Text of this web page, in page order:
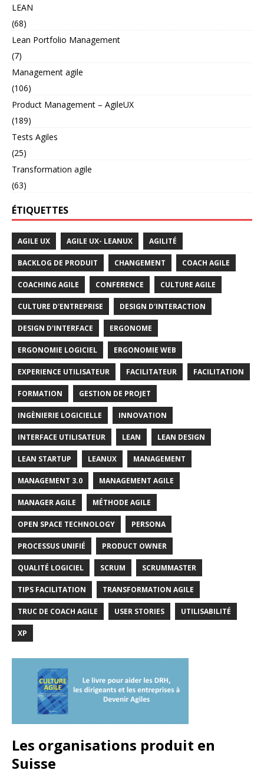
LEAN
(68)
Lean Portfolio Management
(7)
Management agile
(106)
Product Management – AgileUX
(189)
Tests Agiles
(25)
Transformation agile
(63)
ÉTIQUETTES
AGILE UX AGILE UX- LEANUX AGILITÉ
BACKLOG DE PRODUIT CHANGEMENT COACH AGILE
COACHING AGILE CONFERENCE CULTURE AGILE
CULTURE D'ENTREPRISE DESIGN D'INTERACTION
DESIGN D'INTERFACE ERGONOME
ERGONOMIE LOGICIEL ERGONOMIE WEB
EXPERIENCE UTILISATEUR FACILITATEUR FACILITATION
FORMATION GESTION DE PROJET
INGÈNIERIE LOGICIELLE INNOVATION
INTERFACE UTILISATEUR LEAN LEAN DESIGN
LEAN STARTUP LEANUX MANAGEMENT
MANAGEMENT 3.0 MANAGEMENT AGILE
MANAGER AGILE MÉTHODE AGILE
OPEN SPACE TECHNOLOGY PERSONA
PROCESSUS UNIFIÉ PRODUCT OWNER
QUALITÉ LOGICIEL SCRUM SCRUMMASTER
TIPS FACILITATION TRANSFORMATION AGILE
TRUC DE COACH AGILE USER STORIES UTILISABILITÉ
XP
Les organisations produit en
Suisse